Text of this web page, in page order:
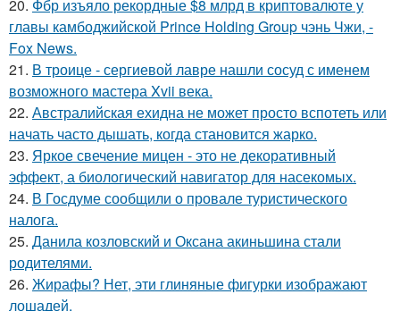
20. Фбр изъяло рекордные $8 млрд в криптовалюте у
главы камбоджийской Prince Holding Group чэнь Чжи, -
Fox News.
21. В троице - сергиевой лавре нашли сосуд с именем
возможного мастера Xvii века.
22. Австралийская ехидна не может просто вспотеть или
начать часто дышать, когда становится жарко.
23. Яркое свечение мицен - это не декоративный
эффект, а биологический навигатор для насекомых.
24. В Госдуме сообщили о провале туристического
налога.
25. Данила козловский и Оксана акиньшина стали
родителями.
26. Жирафы? Нет, эти глиняные фигурки изображают
лошадей.